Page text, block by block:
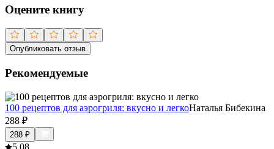
Оцените книгу
Опубликовать отзыв
Рекомендуемые
100 рецептов для аэрогриля: вкусно и легкоНаталья Бибекина
288 ₽
288 ₽
5.08